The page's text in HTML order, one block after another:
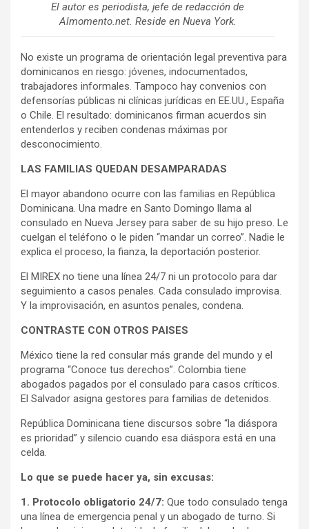
El autor es periodista, jefe de redacción de
Almomento.net. Reside en Nueva York.
No existe un programa de orientación legal preventiva para
dominicanos en riesgo: jóvenes, indocumentados,
trabajadores informales. Tampoco hay convenios con
defensorías públicas ni clínicas jurídicas en EE.UU., España
o Chile. El resultado: dominicanos firman acuerdos sin
entenderlos y reciben condenas máximas por
desconocimiento.
LAS FAMILIAS QUEDAN DESAMPARADAS
El mayor abandono ocurre con las familias en República
Dominicana. Una madre en Santo Domingo llama al
consulado en Nueva Jersey para saber de su hijo preso. Le
cuelgan el teléfono o le piden “mandar un correo”. Nadie le
explica el proceso, la fianza, la deportación posterior.
El MIREX no tiene una línea 24/7 ni un protocolo para dar
seguimiento a casos penales. Cada consulado improvisa.
Y la improvisación, en asuntos penales, condena.
CONTRASTE CON OTROS PAISES
México tiene la red consular más grande del mundo y el
programa “Conoce tus derechos”. Colombia tiene
abogados pagados por el consulado para casos críticos.
El Salvador asigna gestores para familias de detenidos.
República Dominicana tiene discursos sobre “la diáspora
es prioridad” y silencio cuando esa diáspora está en una
celda.
Lo que se puede hacer ya, sin excusas:
1. Protocolo obligatorio 24/7: Que todo consulado tenga
una línea de emergencia penal y un abogado de turno. Si